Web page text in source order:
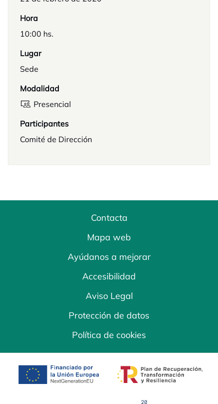
Hora
10:00 hs.
Lugar
Sede
Modalidad
Presencial
Participantes
Comité de Dirección
Contacta
Mapa web
Ayúdanos a mejorar
Accesibilidad
Aviso Legal
Protección de datos
Política de cookies
se abre en una pestaña nuevase abre en una